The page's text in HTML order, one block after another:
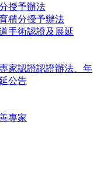
授予辦法
積分授予辦法
手術認證及展延
家認證認證辦法、年
公告
專家